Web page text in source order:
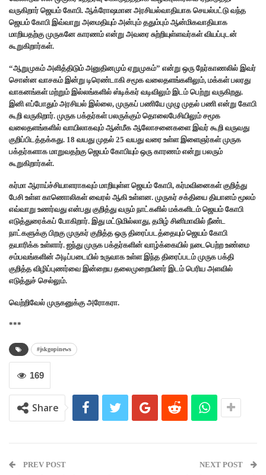
வருகிறார் ஜெயம் கோபி. ஆக்ரோஷமான அரசியல்வாதியாக செயல்பட்டு வந்த
ஜெயம் கோபி இவ்வாறு அமைதியும் அன்பும் ததும்பும் ஆன்மிகவாதியாக
மாறியதற்கு முருகனே காரணம் என்று அவரை சுற்றியுள்ளவர்கள் வியப்புடன்
கூறுகிறார்கள்.
“ஆறுமுகம் அளித்திடும் அனுதினமும் ஏறுமுகம்” என்று ஒரு நேர்காணலில் இவர்
சொன்ன வாசகம் இன்று டிரெண்டாகி சமூக வலைதளங்களிலும், மக்கள் பலரது
வாகனங்கள் மற்றும் இல்லங்களில் ஸ்டிக்கர் வடிவிலும் இடம் பெற்று வருகிறது.
இனி எப்போதும் அரசியல் இல்லை, முருகப் பணியே முழு முதல் பணி என்று கோபி
கூறி வருகிறார். முருக பக்தர்கள் பலருக்கும் தொலைபேசியிலும் சமூக
வலைதளங்களில் வாயிலாகவும் ஆன்மீக ஆலோசனைகளை இவர் கூறி வருவது
குறிப்பிடத்தக்கது. 18 வயது முதல் 25 வயது வரை உள்ள இளைஞர்கள் முருக
பக்தர்களாக மாறுவதற்கு ஜெயம் கோபியும் ஒரு காரணம் என்று பலரும்
கூறுகிறார்கள்.
கர்மா ஆராய்ச்சியாளராகவும் மாறியுள்ள ஜெயம் கோபி, கர்மவினைகள் குறித்து
பேசி உள்ள காணொலிகள் வைரல் ஆகி உள்ளன. முருகர் சக்தியை தியானம் மூலம்
எவ்வாறு உணர்வது என்பது குறித்து வரும் நாட்களில் மக்களிடம் ஜெயம் கோபி
எடுத்துரைக்கப் போகிறார். இது மட்டுமில்லாது, தமிழ் சினிமாவில் நீண்ட
நாட்களுக்கு பிறகு முருகர் குறித்த ஒரு திரைப்படத்தையும் ஜெயம் கோபி
தயாரிக்க உள்ளார். ஐந்து முருக பக்தர்களின் வாழ்க்கையில் நடைபெற்ற உண்மை
சம்பவங்களின் அடிப்படையில் உருவாக உள்ள இந்த திரைப்படம் முருக பக்தி
குறித்த விழிப்புணர்வை இன்றைய தலைமுறையினர் இடம் பெரிய அளவில்
எடுத்துச் செல்லும்.
வெற்றிவேல் முருகனுக்கு அரோகரா.
***
#jskgopinews
169
Share
PREV POST NEXT POST